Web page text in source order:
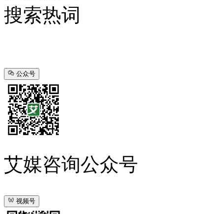
搜索热词
公众号
艾媒咨询公众号
视频号